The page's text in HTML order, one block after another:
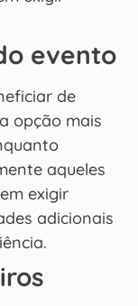
evento
de
opção mais
aqueles
exigir
adicionais